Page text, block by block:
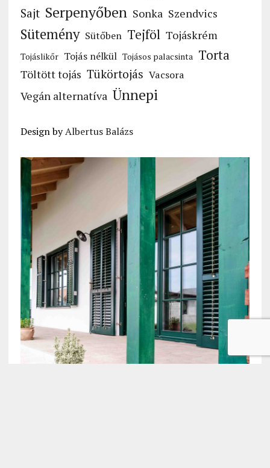
Sajt Serpenyőben Sonka Szendvics
Sütemény Sütőben Tejföl Tojáskrém
Tojáslikőr Tojás nélkül Tojásos palacsinta Torta
Töltött tojás Tükörtojás Vacsora
Vegán alternatíva Ünnepi
Design byAlbertus Balázs